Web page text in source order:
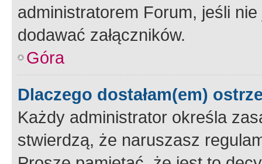
administratorem Forum, jeśli
dodawać załączników.
Góra
Dlaczego dostałam(em)
Każdy administrator określa
stwierdzą, że naruszasz